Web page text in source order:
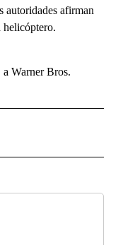
autoridades afirman
helicóptero.
Warner Bros.
NOTIFICATIONS ABOUT